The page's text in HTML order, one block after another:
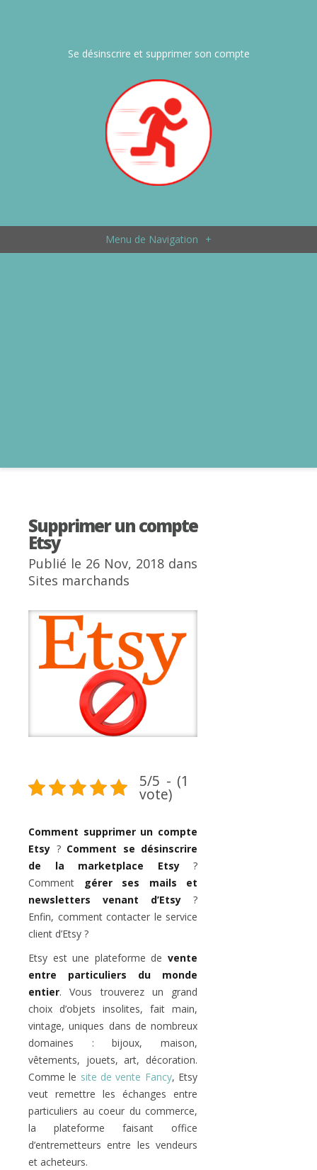
Se désinscrire et supprimer son compte
Menu de Navigation +
Supprimer un compte
Etsy
Publié le 26 Nov, 2018 dans
Sites marchands
5/5 - (1
vote)
Comment supprimer un compte
Etsy ? Comment se désinscrire
de la marketplace Etsy?
Comment
gérer ses mails et
newsletters venant d’Etsy ?
Enfin, comment contacter le service
client d’Etsy ?
Etsy est une plateforme de vente
entre particuliers du monde
entier. Vous trouverez un grand
choix d’objets insolites, fait main,
vintage, uniques dans de nombreux
domaines : bijoux, maison,
vêtements, jouets, art, décoration.
Comme le site de vente Fancy, Etsy
veut remettre les échanges entre
particuliers au coeur du commerce,
la plateforme faisant office
d’entremetteurs entre les vendeurs
et acheteurs.